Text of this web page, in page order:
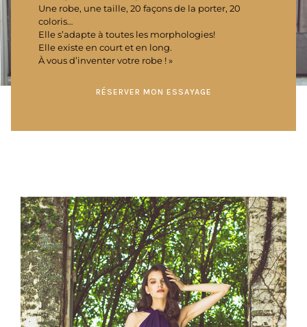
Une robe, une taille, 20 façons de la porter, 20
coloris…
Elle s’adapte à toutes les morphologies!
Elle existe en court et en long.
À vous d’inventer votre robe ! »
RÉSERVER MON ESSAYAGE